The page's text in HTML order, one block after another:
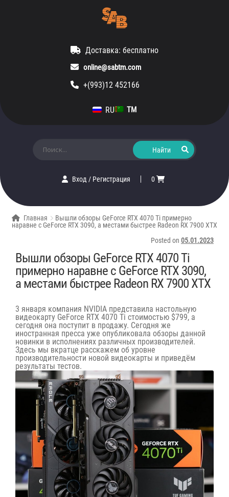
Доставка: бесплатно
online@sabtm.com
+(993)12 452166
RU TM
Вход/ Регистрация 0
Главная
Вышли обзоры GeForce RTX 4070 Ti примерно
наравне с GeForce RTX 3090, а местами быстрее Radeon RX 7900 XTX
Posted on 05.01.2023
Вышли обзоры GeForce RTX 4070 Ti
примерно наравне с GeForce RTX 3090,
а местами быстрее Radeon RX 7900 XTX
3 января компания NVIDIA представила настольную
видеокарту GeForce RTX 4070 Ti стоимостью $799, а
сегодня она поступит в продажу. Сегодня же
иностранная пресса уже опубликовала обзоры данной
новинки в исполнениях различных производителей.
Здесь мы вкратце расскажем об уровне
производительности новой видеокарты и приведём
результаты тестов.